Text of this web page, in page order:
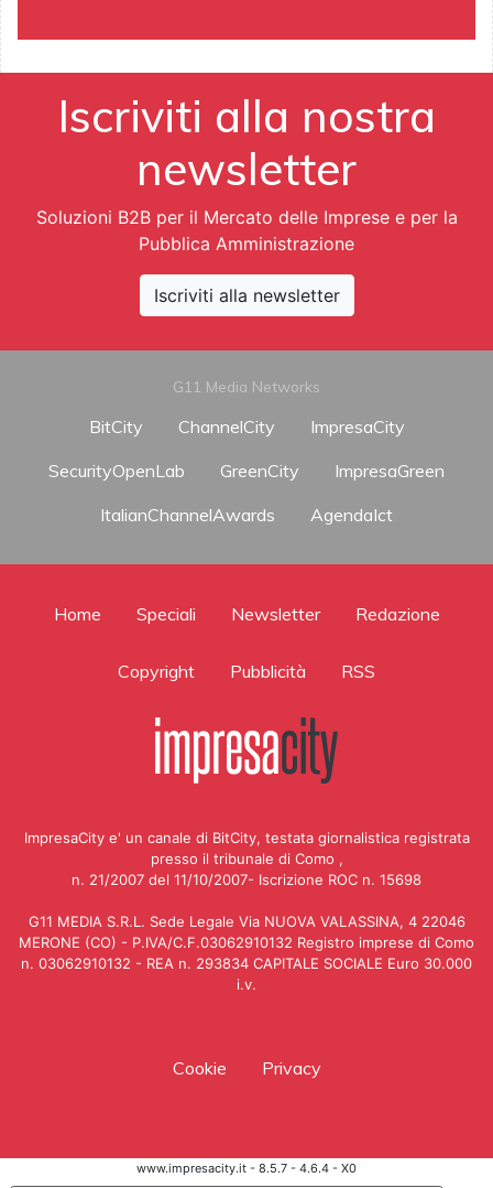
Iscriviti alla nostra
newsletter
Soluzioni B2B per il Mercato delle Imprese e per la
Pubblica Amministrazione
Iscriviti alla newsletter
G11 Media Networks
BitCity ChannelCity
ImpresaCity
SecurityOpenLab
GreenCity
ImpresaGreen
ItalianChannelAwards
AgendaIct
Home Speciali Newsletter Redazione
Copyright Pubblicità RSS
ImpresaCity e' un canale di BitCity, testata giornalistica registrata
presso il tribunale di Como ,
n. 21/2007 del 11/10/2007- Iscrizione ROC n. 15698
G11 MEDIA S.R.L. Sede Legale Via NUOVA VALASSINA, 4 22046
MERONE (CO) - P.IVA/C.F.03062910132 Registro imprese di Como
n. 03062910132 - REA n. 293834 CAPITALE SOCIALE Euro 30.000
i.v.
Cookie Privacy
www.impresacity.it - 8.5.7 - 4.6.4 - X0